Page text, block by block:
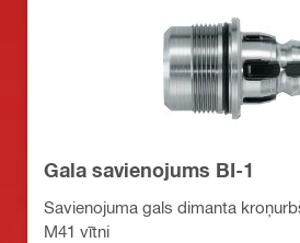
Gala savienojums BI-1
Savienojuma gals dimanta
M41 vītni